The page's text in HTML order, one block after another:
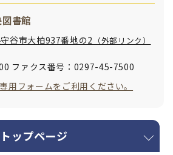
書館
谷市大柏937番地の2 （外部リンク）
ファクス番号：0297-45-7500
用フォームをご利用ください。
ップページ